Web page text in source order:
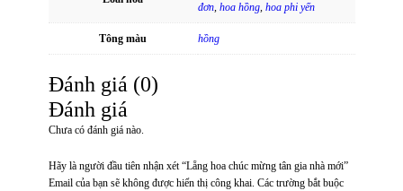
đơn, hoa hồng, hoa phi yến
Tông màu hồng
Đánh giá (0)
Đánh giá
Chưa có đánh giá nào.
Hãy là người đầu tiên nhận xét “Lẵng hoa chúc mừng tân gia nhà mới”
Email của bạn sẽ không được hiển thị công khai. Các trường bắt buộc